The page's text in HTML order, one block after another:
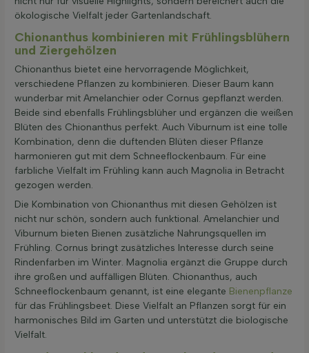
ökologische Vielfalt jeder Gartenlandschaft.
Chionanthus kombinieren mit Frühlingsblühern
und Ziergehölzen
Chionanthus bietet eine hervorragende Möglichkeit,
verschiedene Pflanzen zu kombinieren. Dieser Baum kann
wunderbar mit Amelanchier oder Cornus gepflanzt werden.
Beide sind ebenfalls Frühlingsblüher und ergänzen die weißen
Blüten des Chionanthus perfekt. Auch Viburnum ist eine tolle
Kombination, denn die duftenden Blüten dieser Pflanze
harmonieren gut mit dem Schneeflockenbaum. Für eine
farbliche Vielfalt im Frühling kann auch Magnolia in Betracht
gezogen werden.
Die Kombination von Chionanthus mit diesen Gehölzen ist
nicht nur schön, sondern auch funktional. Amelanchier und
Viburnum bieten Bienen zusätzliche Nahrungsquellen im
Frühling. Cornus bringt zusätzliches Interesse durch seine
Rindenfarben im Winter. Magnolia ergänzt die Gruppe durch
ihre großen und auffälligen Blüten. Chionanthus, auch
Schneeflockenbaum genannt, ist eine elegante Bienenpflanze
für das Frühlingsbeet. Diese Vielfalt an Pflanzen sorgt für ein
harmonisches Bild im Garten und unterstützt die biologische
Vielfalt.